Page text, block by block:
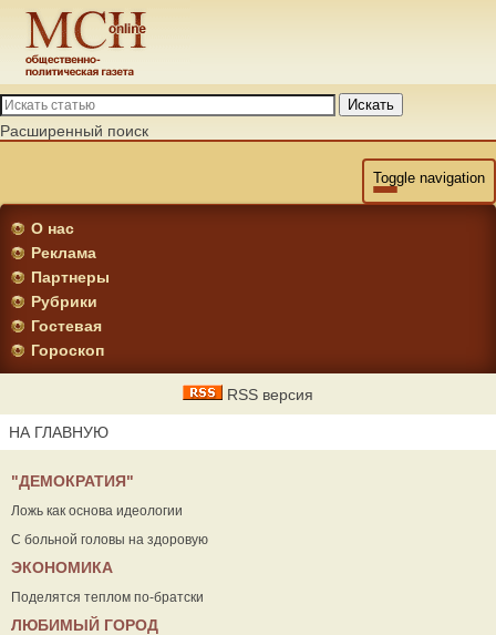
Искать
Расширенный поиск
Toggle navigation
О нас
Реклама
Партнеры
Рубрики
Гостевая
Гороскоп
RSS версия
НА ГЛАВНУЮ
"ДЕМОКРАТИЯ"
Ложь как основа идеологии
С больной головы на здоровую
ЭКОНОМИКА
Поделятся теплом по-братски
ЛЮБИМЫЙ ГОРОД